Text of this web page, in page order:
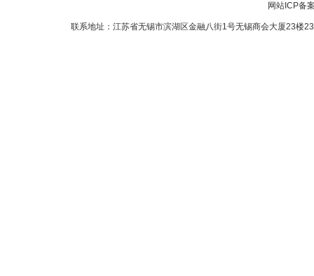
网站ICP备
联系地址：江苏省无锡市滨湖区金融八街1号无锡商会大厦23楼